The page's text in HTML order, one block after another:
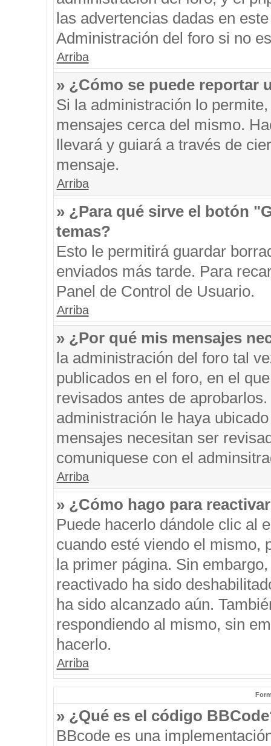
las advertencias dadas en
Administración del foro si no
Arriba
» ¿Cómo se puede reportar
Si la administración lo
mensajes cerca del mismo.
llevará y guiará a través de
mensaje.
Arriba
» ¿Para qué sirve el botón
temas?
Esto le permitirá guardar
enviados más tarde. Para
Panel de Control de Usuario.
Arriba
» ¿Por qué mis mensajes
la administración del foro tal
publicados en el foro, en el
revisados antes de
administración le haya
mensajes necesitan ser
comuniquese con el
Arriba
» ¿Cómo hago para
Puede hacerlo dándole clic al
cuando esté viendo el mismo,
la primer página. Sin
reactivado ha sido
ha sido alcanzado aún.
respondiendo al mismo, sin
hacerlo.
Arriba
» ¿Qué es el código
BBcode es una